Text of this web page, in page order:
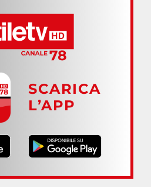
SCARICA
L’APP